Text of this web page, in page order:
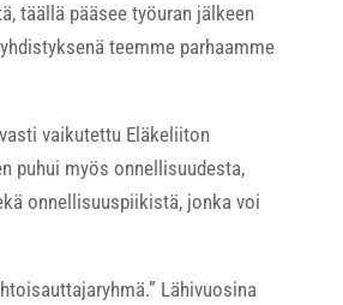
täällä pääsee työuran jälkeen
teemme parhaamme
vaikutettu Eläkeliiton
puhui myös onnellisuudesta,
onnellisuuspiikistä, jonka voi
Lähivuosina